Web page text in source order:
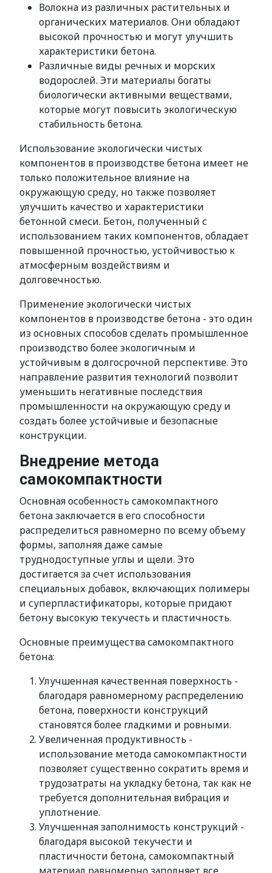
Волокна из различных растительных и
органических материалов. Они обладают
высокой прочностью и могут улучшить
характеристики бетона.
Различные виды речных и морских
водорослей. Эти материалы богаты
биологически активными веществами,
которые могут повысить экологическую
стабильность бетона.
Использование экологически чистых
компонентов в производстве бетона имеет не
только положительное влияние на
окружающую среду, но также позволяет
улучшить качество и характеристики
бетонной смеси. Бетон, полученный с
использованием таких компонентов, обладает
повышенной прочностью, устойчивостью к
атмосферным воздействиям и
долговечностью.
Применение экологически чистых
компонентов в производстве бетона - это один
из основных способов сделать промышленное
производство более экологичным и
устойчивым в долгосрочной перспективе. Это
направление развития технологий позволит
уменьшить негативные последствия
промышленности на окружающую среду и
создать более устойчивые и безопасные
конструкции.
Внедрение метода
самокомпактности
Основная особенность самокомпактного
бетона заключается в его способности
распределиться равномерно по всему объему
формы, заполняя даже самые
труднодоступные углы и щели. Это
достигается за счет использования
специальных добавок, включающих полимеры
и суперпластификаторы, которые придают
бетону высокую текучесть и пластичность.
Основные преимущества самокомпактного
бетона:
Улучшенная качественная поверхность -
благодаря равномерному распределению
бетона, поверхности конструкций
становятся более гладкими и ровными.
Увеличенная продуктивность -
использование метода самокомпактности
позволяет существенно сократить время и
трудозатраты на укладку бетона, так как не
требуется дополнительная вибрация и
уплотнение.
Улучшенная заполнимость конструкций -
благодаря высокой текучести и
пластичности бетона, самокомпактный